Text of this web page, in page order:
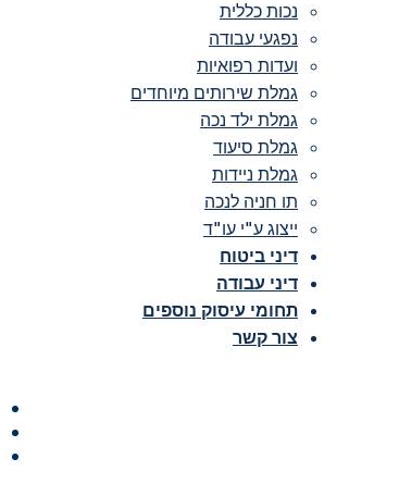
נכות כללית
נפגעי עבודה
ועדות רפואיות
גמלת שירותים מיוחדים
גמלת ילד נכה
גמלת סיעוד
גמלת ניידות
תו חניה לנכה
ייצוג ע"י עו"ד
דיני ביטוח
דיני עבודה
תחומי עיסוק נוספים
צור קשר